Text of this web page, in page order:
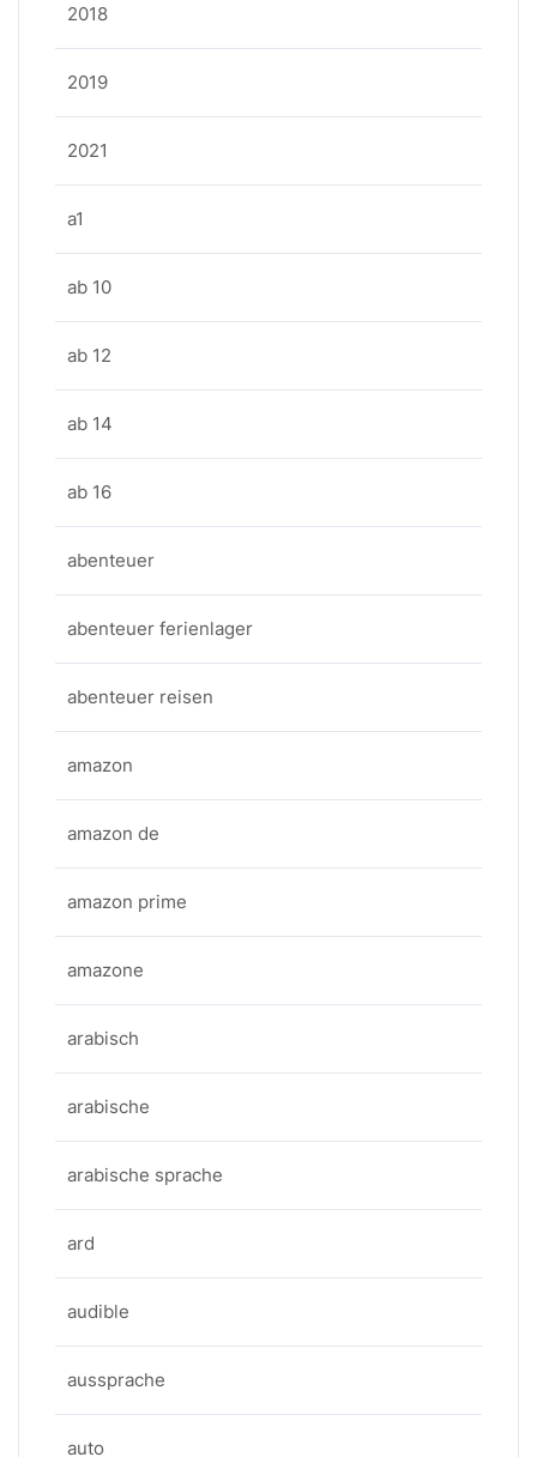
2018
2019
2021
a1
ab 10
ab 12
ab 14
ab 16
abenteuer
abenteuer ferienlager
abenteuer reisen
amazon
amazon de
amazon prime
amazone
arabisch
arabische
arabische sprache
ard
audible
aussprache
auto